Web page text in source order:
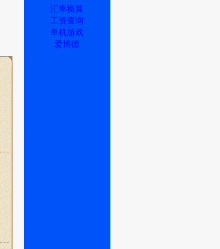
汇率换算
工资查询
单机游戏
爱博德